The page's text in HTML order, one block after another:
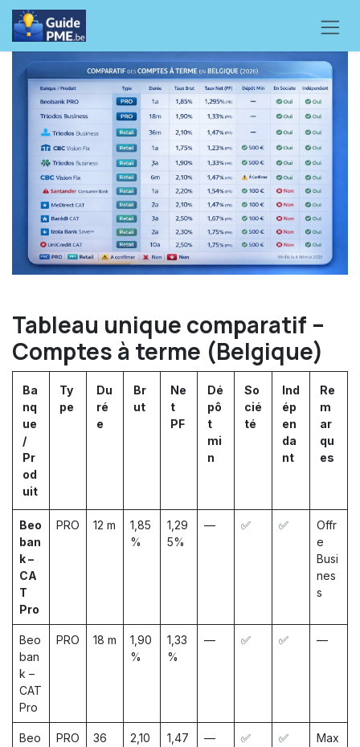
Se rendre au contenu
Tableau unique comparatif –
Comptes à terme (Belgique)
Ba
nq
ue
/
Pr
od
uit
Ty
pe
Du
ré
e
Br
ut
Ne
t
PF
Dé
pô
t
mi
n
So
cié
té
Ind
ép
en
da
nt
Re
m
ar
qu
es
Beo
ban
k –
CA
T
Pro
PRO 12 m
1,85
%
1,29
5%
— ✅ ✅
Offr
e
Busi
nes
s
Beo
ban
k –
CAT
Pro
PRO 18 m
1,90
%
1,33
%
— ✅ ✅ —
Beo
PRO
36
2,10
1,47
— ✅ ✅
Max